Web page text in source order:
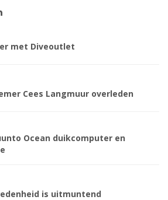
met Diveoutlet
Cees Langmuur overleden
Ocean duikcomputer en
is uitmuntend